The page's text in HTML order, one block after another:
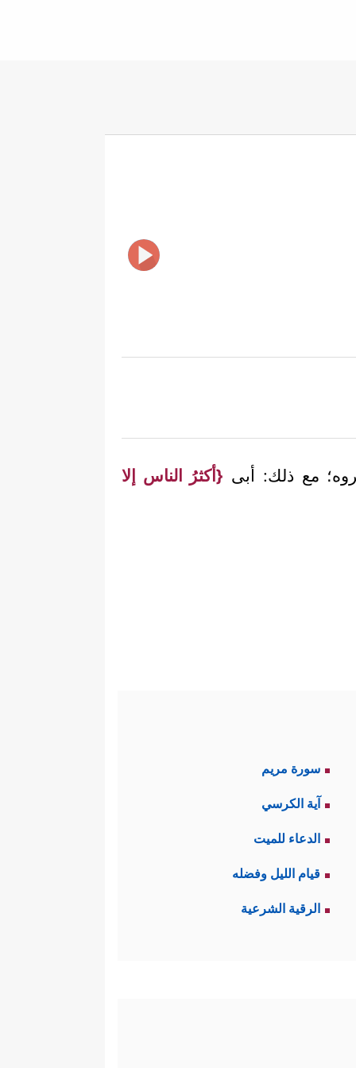
مع ذلك: أبى {أكثرُ الناس إلا
سورة مريم
آية الكرسي
الدعاء للميت
قيام الليل وفضله
الرقية الشرعية